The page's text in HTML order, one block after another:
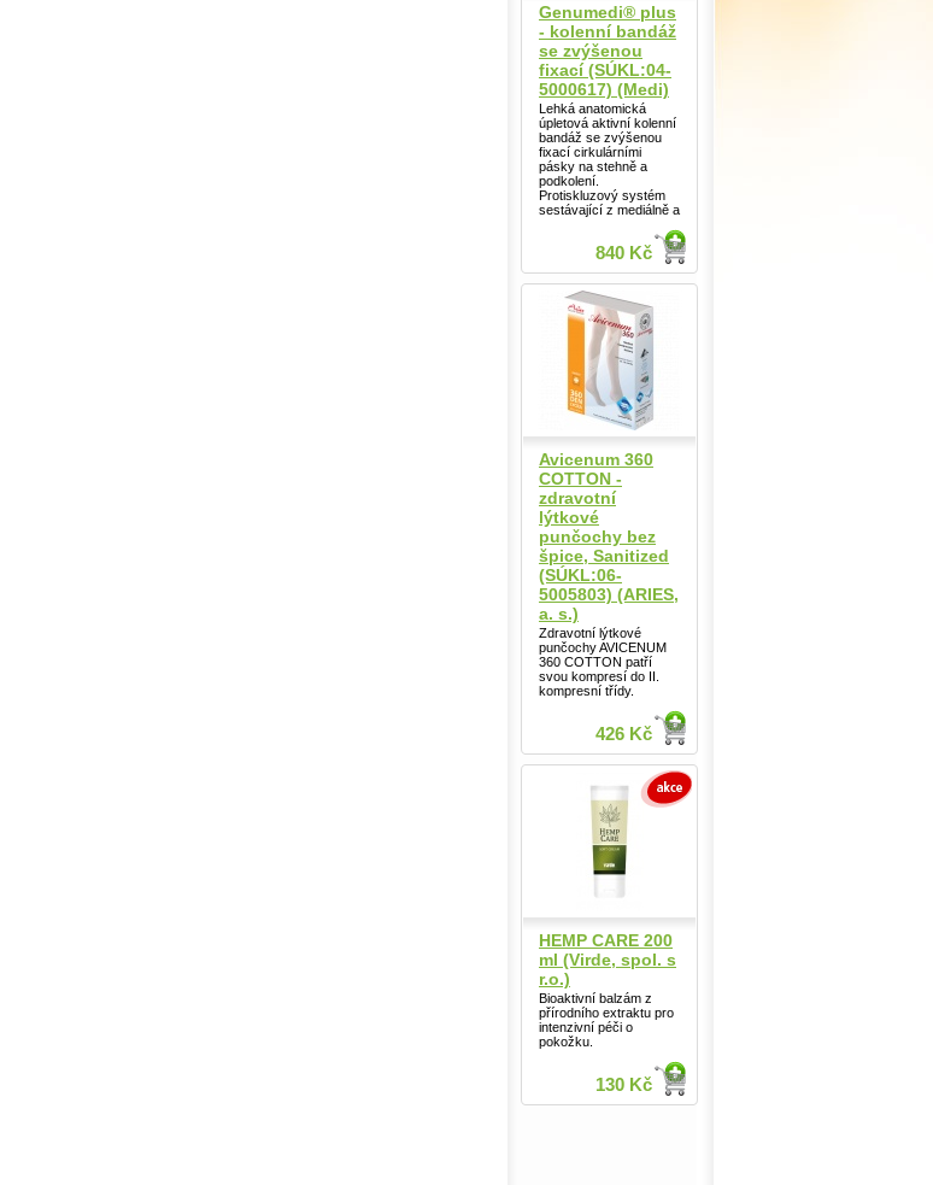
Genumedi® plus
- kolenní bandáž
se zvýšenou
fixací (SÚKL:04-
5000617) (Medi)
Lehká anatomická
úpletová aktivní kolenní
bandáž se zvýšenou
fixací cirkulárními
pásky na stehně a
podkolení.
Protiskluzový systém
sestávající z mediálně a
840 Kč
Avicenum 360
COTTON -
zdravotní
lýtkové
punčochy bez
špice, Sanitized
(SÚKL:06-
5005803) (ARIES,
a. s.)
Zdravotní lýtkové
punčochy AVICENUM
360 COTTON patří
svou kompresí do II.
kompresní třídy.
426 Kč
HEMP CARE 200
ml (Virde, spol. s
r.o.)
Bioaktivní balzám z
přírodního extraktu pro
intenzivní péči o
pokožku.
130 Kč